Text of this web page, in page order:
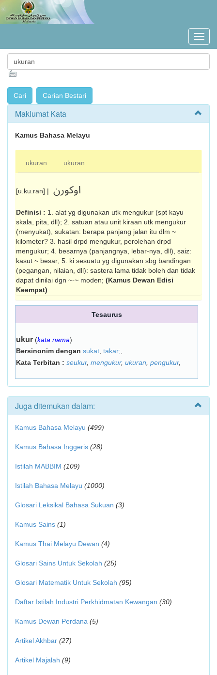
Maklumat Kata
Kamus Bahasa Melayu
ukuran ukuran
[u.ku.ran] | اوکورن
Definisi : 1. alat yg digunakan utk mengukur (spt kayu
skala, pita, dll); 2. satuan atau unit kiraan utk mengukur
(menyukat), sukatan: berapa panjang jalan itu dlm ~
kilometer? 3. hasil drpd mengukur, perolehan drpd
mengukur; 4. besarnya (panjangnya, lebar-nya, dll), saiz:
kasut ~ besar; 5. ki sesuatu yg digunakan sbg bandingan
(pegangan, nilaian, dll): sastera lama tidak boleh dan tidak
dapat dinilai dgn ~-~ moden; (Kamus Dewan Edisi
Keempat)
Tesaurus
ukur (kata nama)
Bersinonim dengan sukat takar;
Kata Terbitan : seukur, mengukur, ukuran pengukur,
Juga ditemukan dalam:
Kamus Bahasa Melayu (499)
Kamus Bahasa Inggeris (28)
Istilah MABBIM (109)
Istilah Bahasa Melayu (1000)
Glosari Leksikal Bahasa Sukuan (3)
Kamus Sains (1)
Kamus Thai Melayu Dewan (4)
Glosari Sains Untuk Sekolah (25)
Glosari Matematik Untuk Sekolah (95)
Daftar Istilah Industri Perkhidmatan Kewangan (30)
Kamus Dewan Perdana (5)
Artikel Akhbar (27)
Artikel Majalah (9)